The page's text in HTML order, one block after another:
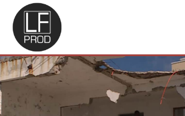
contenu